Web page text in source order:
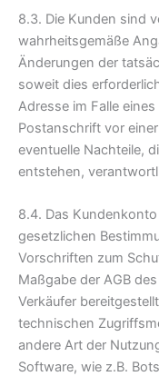
8.3. Die Kunden sind
wahrheitsgemäße
Änderungen der
soweit dies
Adresse im Falle
Postanschrift vor
eventuelle Nachteile,
entstehen,
8.4. Das
gesetzlichen
Vorschriften zum
Maßgabe der AGB
Verkäufer
technischen
andere Art der
Software, wie z.B.